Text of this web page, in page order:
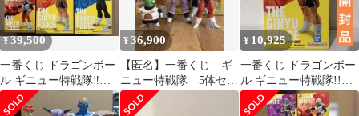
¥39,500
一番くじ ドラゴンボー
ル ギニュー特戦隊‼︎来
襲 MASTERLISE フィ
ギュア
¥36,900
【匿名】一番くじ ギ
ニュー特戦隊 5体セッ
ト
¥ 10,925
一番くじ ドラゴンボー
ル ギニュー特戦隊!!来
襲 C賞 リクーム フィギ
ュア